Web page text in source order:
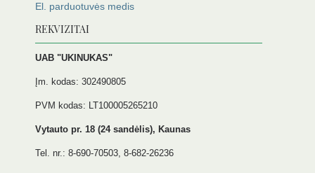
El. parduotuvės medis
REKVIZITAI
UAB "UKINUKAS"
Įm. kodas: 302490805
PVM kodas: LT100005265210
Vytauto pr. 18 (24 sandėlis), Kaunas
Tel. nr.: 8-690-70503, 8-682-26236